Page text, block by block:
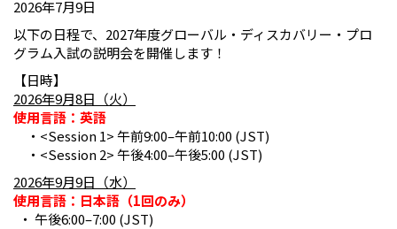
2026年7月9日
以下の日程で、2027年度グローバル・ディスカバリー・プロ
グラム入試の説明会を開催します！
【日時】
2026年9月8日（火）
使用言語：英語
・<Session 1> 午前9:00–午前10:00 (JST)
・<Session 2> 午後4:00–午後5:00 (JST)
2026年9月9日（水）
使用言語：日本語（1回のみ）
・ 午後6:00–7:00 (JST)